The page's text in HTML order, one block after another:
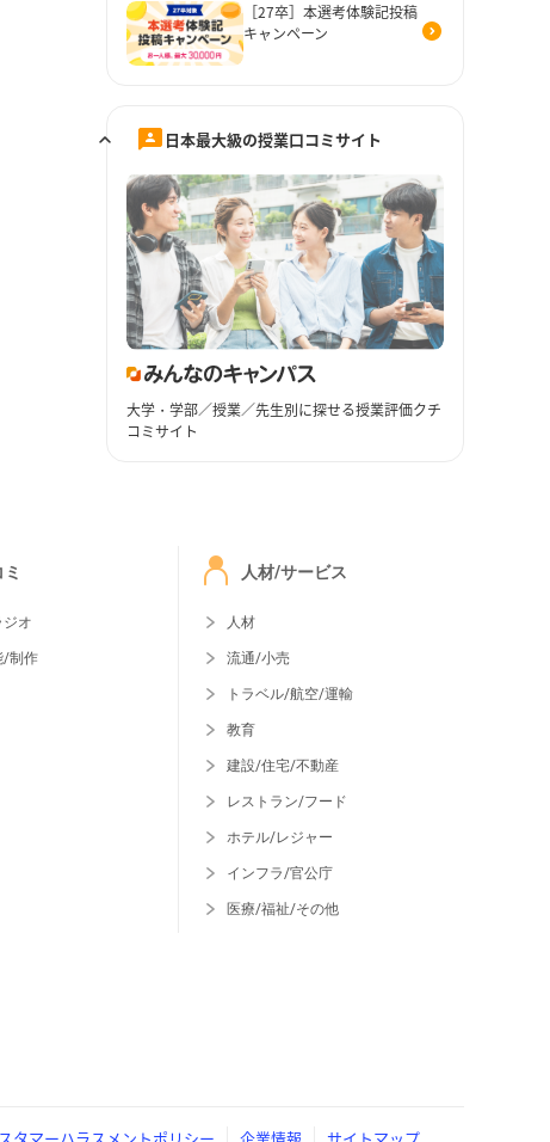
［27卒］本選考体験記投稿
キャンペーン
日本最大級の授業口コミサイト
大学・学部／授業／先生別に探せる授業評価クチ
コミサイト
オ
/制作
人材/サービス
人材
流通/小売
トラベル/航空/運輸
教育
建設/住宅/不動産
レストラン/フード
ホテル/レジャー
インフラ/官公庁
医療/福祉/その他